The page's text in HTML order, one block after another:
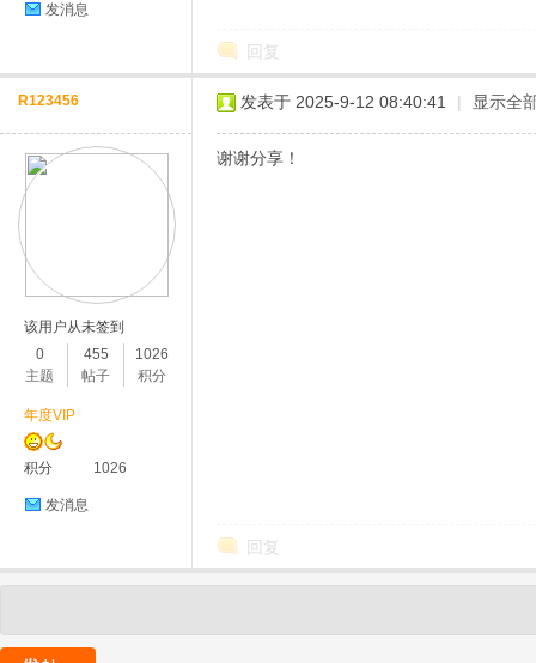
发消息
回复
R123456
该用户从未签到
0
主题
455
帖子
1026
积分
年度VIP
积分 1026
发消息
发表于 2025-9-12 08:40:41 | 显示全
谢谢分享！
回复